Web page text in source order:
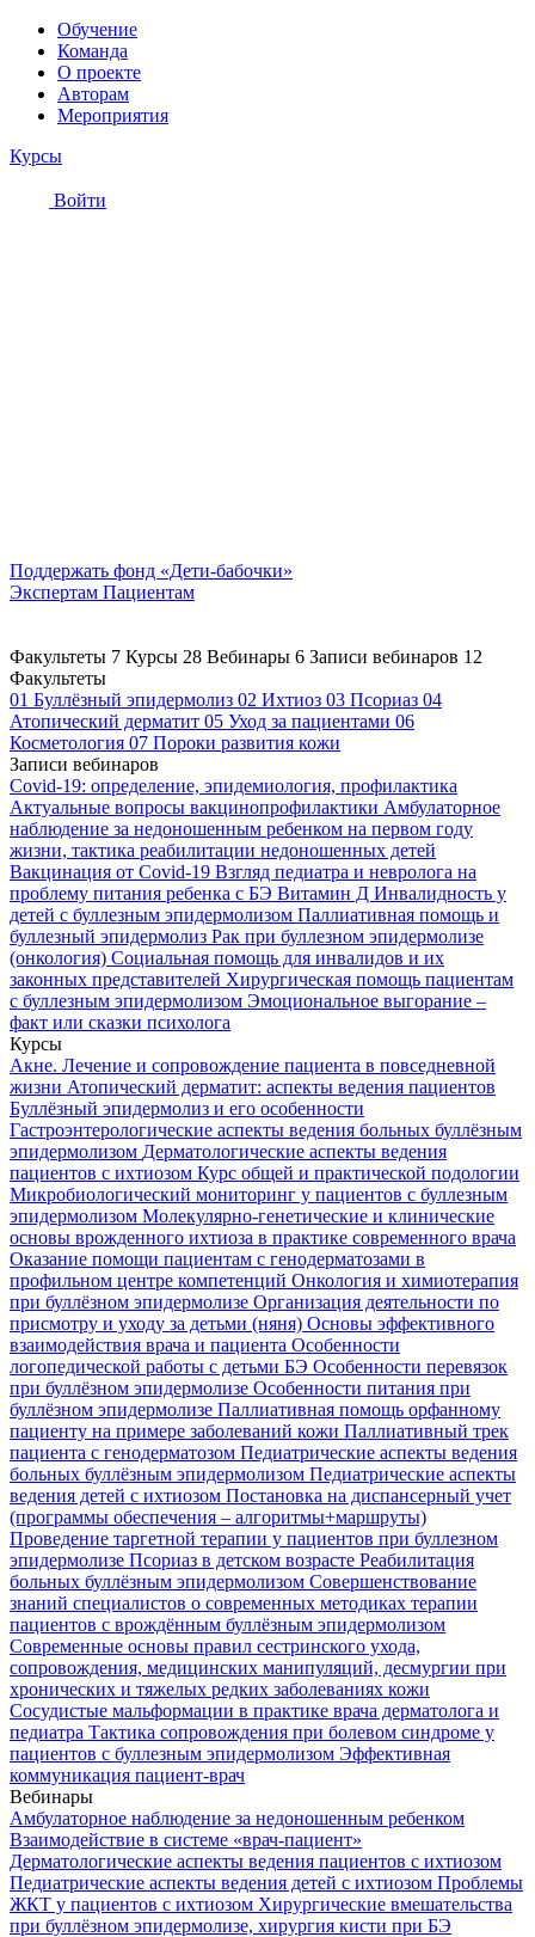
Обучение
Команда
О проекте
Авторам
Мероприятия
Курсы
Войти
Поддержать фонд «Дети-бабочки»
Экспертам Пациентам
Факультеты 7 Курсы 28 Вебинары 6 Записи вебинаров 12
Факультеты
01 Буллёзный эпидермолиз 02 Ихтиоз 03 Псориаз 04
Атопический дерматит 05 Уход за пациентами 06
Косметология 07 Пороки развития кожи
Записи вебинаров
Covid-19: определение, эпидемиология, профилактика
Актуальные вопросы вакцинопрофилактики Амбулаторное
наблюдение за недоношенным ребенком на первом году
жизни, тактика реабилитации недоношенных детей
Вакцинация от Covid-19 Взгляд педиатра и невролога на
проблему питания ребенка с БЭ Витамин Д Инвалидность у
детей с буллезным эпидермолизом Паллиативная помощь и
буллезный эпидермолиз Рак при буллезном эпидермолизе
(онкология) Социальная помощь для инвалидов и их
законных представителей Хирургическая помощь пациентам
с буллезным эпидермолизом Эмоциональное выгорание –
факт или сказки психолога
Курсы
Акне. Лечение и сопровождение пациента в повседневной
жизни Атопический дерматит: аспекты ведения пациентов
Буллёзный эпидермолиз и его особенности
Гастроэнтерологические аспекты ведения больных буллёзным
эпидермолизом Дерматологические аспекты ведения
пациентов с ихтиозом Курс общей и практической подологии
Микробиологический мониторинг у пациентов с буллезным
эпидермолизом Молекулярно-генетические и клинические
основы врожденного ихтиоза в практике современного врача
Оказание помощи пациентам с генодерматозами в
профильном центре компетенций Онкология и химиотерапия
при буллёзном эпидермолизе Организация деятельности по
присмотру и уходу за детьми (няня) Основы эффективного
взаимодействия врача и пациента Особенности
логопедической работы с детьми БЭ Особенности перевязок
при буллёзном эпидермолизе Особенности питания при
буллёзном эпидермолизе Паллиативная помощь орфанному
пациенту на примере заболеваний кожи Паллиативный трек
пациента с генодерматозом Педиатрические аспекты ведения
больных буллёзным эпидермолизом Педиатрические аспекты
ведения детей с ихтиозом Постановка на диспансерный учет
(программы обеспечения – алгоритмы+маршруты)
Проведение таргетной терапии у пациентов при буллезном
эпидермолизе Псориаз в детском возрасте Реабилитация
больных буллёзным эпидермолизом Совершенствование
знаний специалистов о современных методиках терапии
пациентов с врождённым буллёзным эпидермолизом
Современные основы правил сестринского ухода,
сопровождения, медицинских манипуляций, десмургии при
хронических и тяжелых редких заболеваниях кожи
Сосудистые мальформации в практике врача дерматолога и
педиатра Тактика сопровождения при болевом синдроме у
пациентов с буллезным эпидермолизом Эффективная
коммуникация пациент-врач
Вебинары
Амбулаторное наблюдение за недоношенным ребенком
Взаимодействие в системе «врач-пациент»
Дерматологические аспекты ведения пациентов с ихтиозом
Педиатрические аспекты ведения детей с ихтиозом Проблемы
ЖКТ у пациентов с ихтиозом Хирургические вмешательства
при буллёзном эпидермолизе, хирургия кисти при БЭ